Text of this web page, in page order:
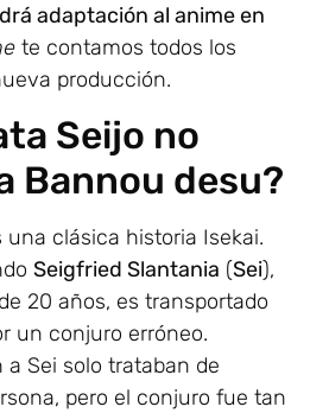
adaptación al anime en
te contamos todos los
producción.
Seijo no
Bannou desu?
una clásica historia Isekai.
Seigfried Slantania (Sei),
20 años, es transportado
un conjuro erróneo.
Sei solo trataban de
pero el conjuro fue tan